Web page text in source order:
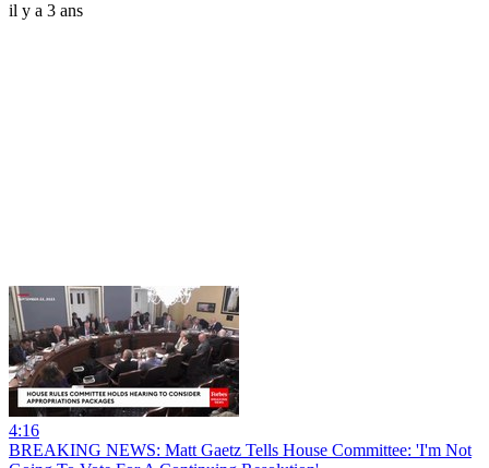
il y a 3 ans
4:16
BREAKING NEWS: Matt Gaetz Tells House Committee: 'I'm Not